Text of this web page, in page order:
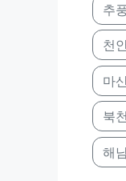
추
천
마
북천
해